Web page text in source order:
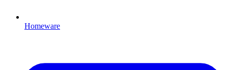
Homeware